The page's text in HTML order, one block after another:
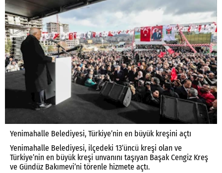
Yenimahalle Belediyesi, Türkiye’nin en büyük kreşini açtı
Yenimahalle Belediyesi, ilçedeki 13’üncü kreşi olan ve
Türkiye’nin en büyük kreşi unvanını taşıyan Başak Cengiz Kreş
ve Gündüz Bakımevi’ni törenle hizmete açtı.